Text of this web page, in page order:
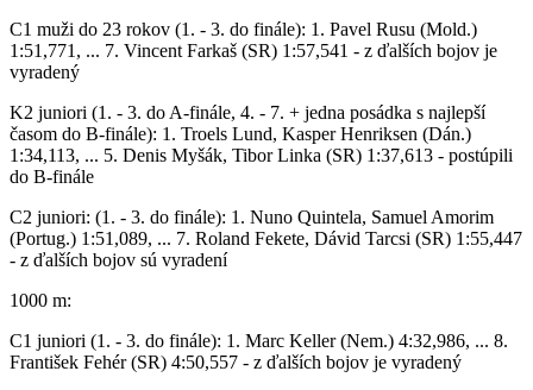
C1 muži do 23 rokov (1. - 3. do finále): 1. Pavel Rusu (Mold.)
1:51,771, ... 7. Vincent Farkaš (SR) 1:57,541 - z ďalších bojov je
vyradený
K2 juniori (1. - 3. do A-finále, 4. - 7. + jedna posádka s najlepší
časom do B-finále): 1. Troels Lund, Kasper Henriksen (Dán.)
1:34,113, ... 5. Denis Myšák, Tibor Linka (SR) 1:37,613 - postúpili
do B-finále
C2 juniori: (1. - 3. do finále): 1. Nuno Quintela, Samuel Amorim
(Portug.) 1:51,089, ... 7. Roland Fekete, Dávid Tarcsi (SR) 1:55,447
- z ďalších bojov sú vyradení
1000 m:
C1 juniori (1. - 3. do finále): 1. Marc Keller (Nem.) 4:32,986, ... 8.
František Fehér (SR) 4:50,557 - z ďalších bojov je vyradený